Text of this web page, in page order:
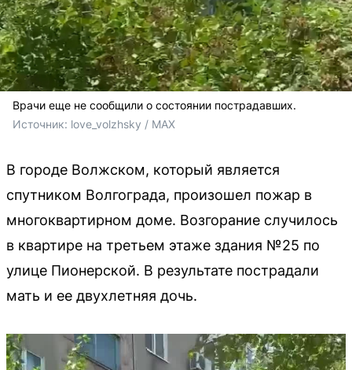
Врачи еще не сообщили о состоянии пострадавших.
Источник: love_volzhsky / MAX
В городе Волжском, который является
спутником Волгограда, произошел пожар в
многоквартирном доме. Возгорание случилось
в квартире на третьем этаже здания №25 по
улице Пионерской. В результате пострадали
мать и ее двухлетняя дочь.